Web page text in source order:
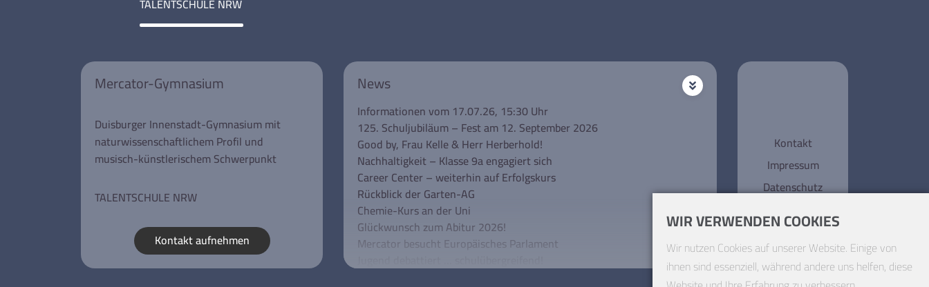
TALENTSCHULE NRW
Mercator-Gymnasium
Duisburger Innenstadt-Gymnasium mit
naturwissenschaftlichem Profil und
musisch-künstlerischem Schwerpunkt
TALENTSCHULE NRW
Kontakt aufnehmen
News
Informationen vom 17.07.26, 15:30 Uhr
125. Schuljubiläum – Fest am 12. September 2026
Good by, Frau Kelle & Herr Herberhold!
Nachhaltigkeit – Klasse 9a engagiert sich
Career Center – weiterhin auf Erfolgskurs
Rückblick der Garten-AG
Chemie-Kurs an der Uni
Glückwunsch zum Abitur 2026!
Mercator besucht Europäisches Parlament
Kontakt
Impressum
Datenschutz
WIR VERWENDEN COOKIES
Wir nutzen Cookies auf unserer Website. Einige von
ihnen sind essenziell, während andere uns helfen, diese